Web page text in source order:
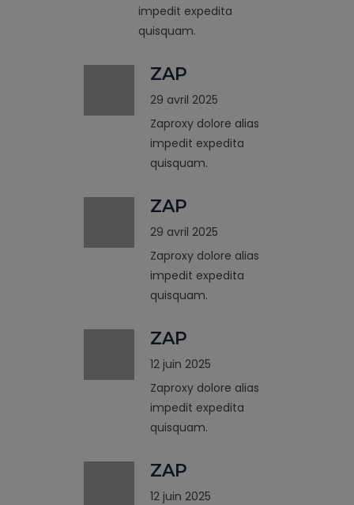
impedit expedita
quisquam.
ZAP
29 avril 2025
Zaproxy dolore alias
impedit expedita
quisquam.
ZAP
29 avril 2025
Zaproxy dolore alias
impedit expedita
quisquam.
ZAP
12 juin 2025
Zaproxy dolore alias
impedit expedita
quisquam.
ZAP
12 juin 2025